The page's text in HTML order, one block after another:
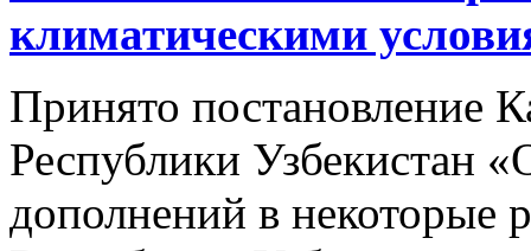
климатическими
Принято постановление
Республики Узбекистан
дополнений в некоторые